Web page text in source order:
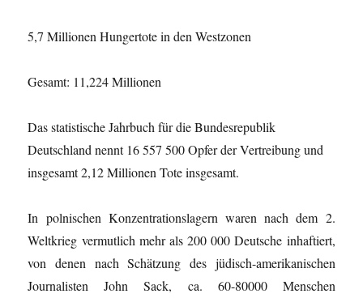
5,7 Millionen Hungertote in den Westzonen
Gesamt: 11,224 Millionen
Das statistische Jahrbuch für die Bundesrepublik
Deutschland nennt 16 557 500 Opfer der Vertreibung und
insgesamt 2,12 Millionen Tote insgesamt.
In polnischen Konzentrationslagern waren nach dem 2.
Weltkrieg vermutlich mehr als 200 000 Deutsche inhaftiert,
von denen nach Schätzung des jüdisch-amerikanischen
Journalisten John Sack, ca. 60-80000 Menschen